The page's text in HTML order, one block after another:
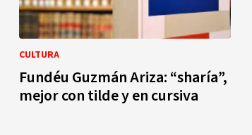
CULTURA
Fundéu Guzmán Ariza: “sharía”,
mejor con tilde y en cursiva